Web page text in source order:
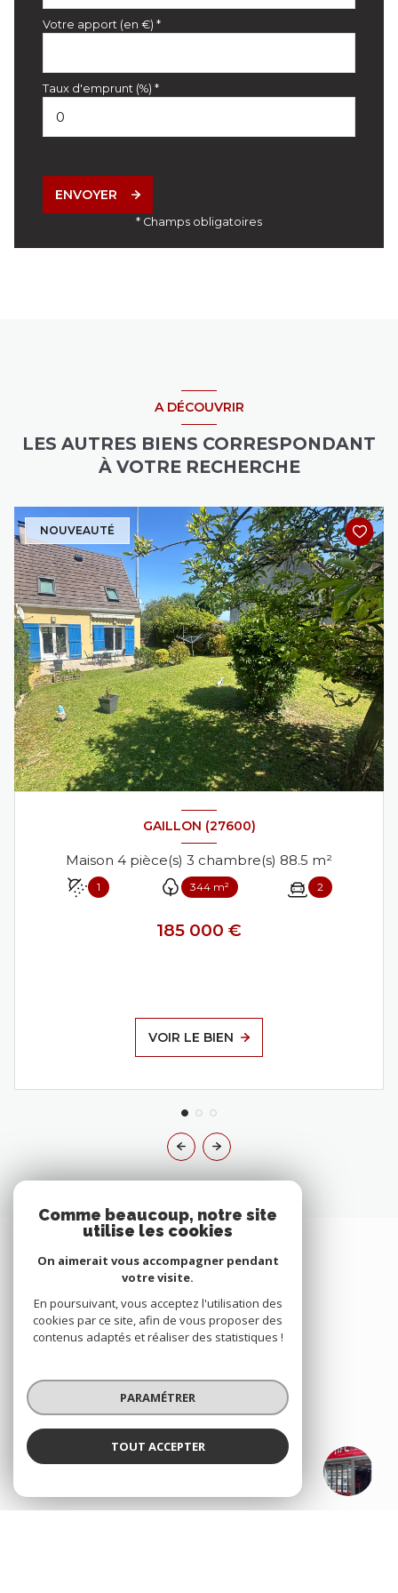
Votre apport (en €) *
Taux d'emprunt (%) *
ENVOYER
* Champs obligatoires
IFC Conseils Pacy-sur-Eure
A DÉCOUVRIR
LES AUTRES BIENS CORRESPONDANT
À VOTRE RECHERCHE
NOUVEAUTÉ
GAILLON (27600)
Maison 4 pièce(s) 3 chambre(s) 88.5 m²
1 344 m² 2
185 000 €
VOIR LE BIEN
NOS RÉSEAUX
Comme beaucoup, notre site
utilise les cookies
On aimerait vous accompagner pendant
votre visite.
En poursuivant, vous acceptez l'utilisation des
cookies par ce site, afin de vous proposer des
contenus adaptés et réaliser des statistiques !
PARAMÉTRER
TOUT ACCEPTER